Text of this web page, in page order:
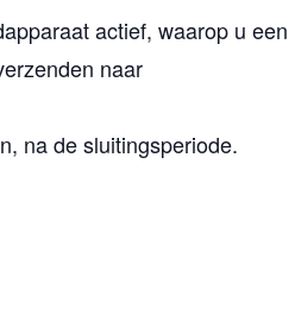
actief, waarop u een
naar
na de sluitingsperiode.